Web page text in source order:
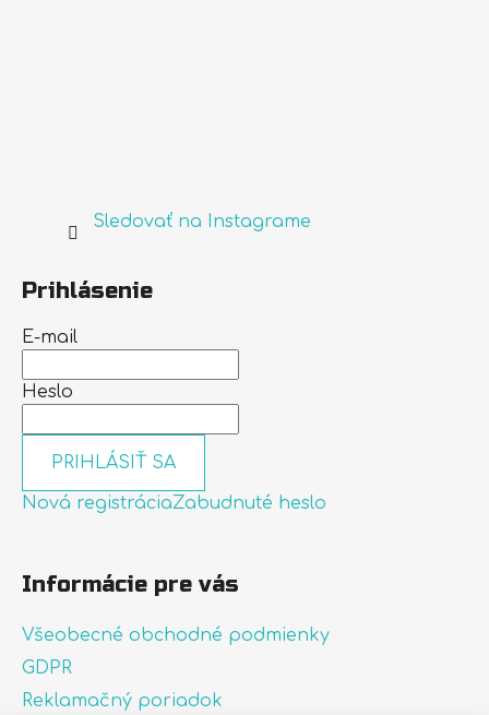
Sledovať na Instagrame
Prihlásenie
E-mail
Heslo
PRIHLÁSIŤ SA
Nová registráciaZabudnuté heslo
Informácie pre vás
Všeobecné obchodné podmienky
GDPR
Reklamačný poriadok